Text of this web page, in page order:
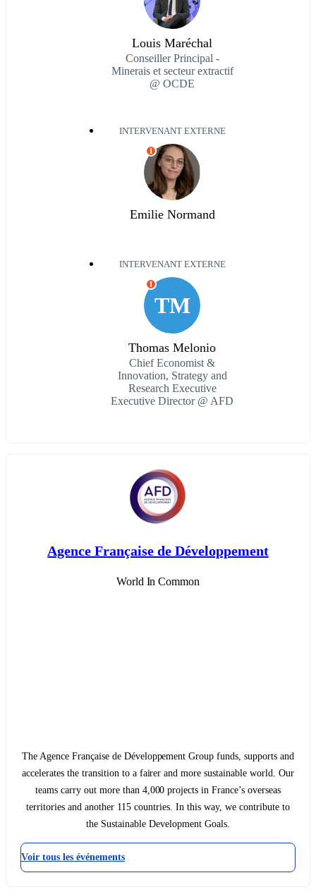
Louis Maréchal
Conseiller Principal -
Minerais et secteur extractif
@ OCDE
INTERVENANT EXTERNE
I
Emilie Normand
INTERVENANT EXTERNE
TM
I
Thomas Melonio
Chief Economist &
Innovation, Strategy and
Research Executive
Executive Director @ AFD
Agence Française de Développement
World In Common
The Agence Française de Développement Group funds, supports and
accelerates the transition to a fairer and more sustainable world. Our
teams carry out more than 4,000 projects in France’s overseas
territories and another 115 countries. In this way, we contribute to
the Sustainable Development Goals.
Voir tous les événements